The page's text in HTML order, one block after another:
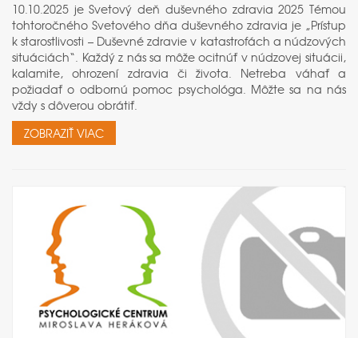
10.10.2025 je Svetový deň duševného zdravia 2025 Témou
tohtoročného Svetového dňa duševného zdravia je „Prístup
k starostlivosti – Duševné zdravie v katastrofách a núdzových
situáciách“. Každý z nás sa môže ocitnúť v núdzovej situácii,
kalamite, ohrození zdravia či života. Netreba váhať a
požiadať o odbornú pomoc psychológa. Môžte sa na nás
vždy s dôverou obrátiť.
ZOBRAZIŤ VIAC